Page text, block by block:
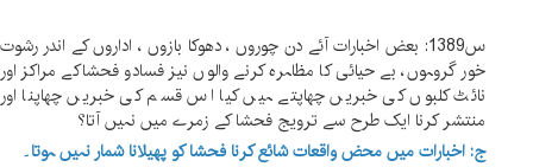
س1389: بعض اخبارات آئے دن چوروں ، دھوکا بازوں ، اداروں کے اندر رشوت
خور گروہوں، بے حیائی کا مظاہرہ کرنے والوں نیز فسادو فحشاکے مراکز اور
نائٹ کلبوں کی خبریں چھاپتے ہیں کیا اس قسم کی خبریں چھاپنا اور
منتشر کرنا ایک طرح سے ترویج فحشا کے زمرے میں نہیں آتا؟
ج: اخبارات میں محض واقعات شائع کرنا فحشا کو پھیلانا شمار نہیں ہوتا۔